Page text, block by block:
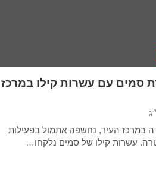
סמים עם עשרות קילו במרכז
במרכז העיר, נחשפה אתמול בפעילות
עשרות קילו של סמים נלקחו…